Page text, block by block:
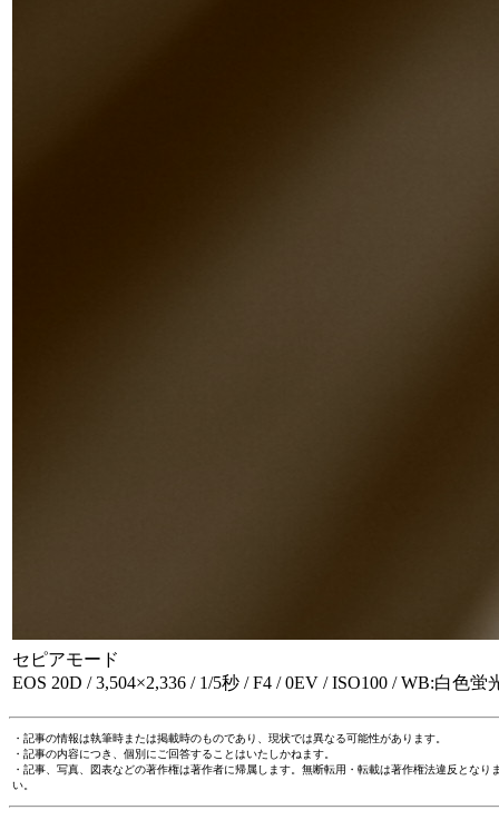
セピアモード
EOS 20D / 3,504×2,336 / 1/5秒 / F4 / 0EV / ISO100 / WB:白色蛍
・記事の情報は執筆時または掲載時のものであり、現状では異なる可能性があります。
・記事の内容につき、個別にご回答することはいたしかねます。
・記事、写真、図表などの著作権は著作者に帰属します。無断転用・転載は著作権法違反とな
い。